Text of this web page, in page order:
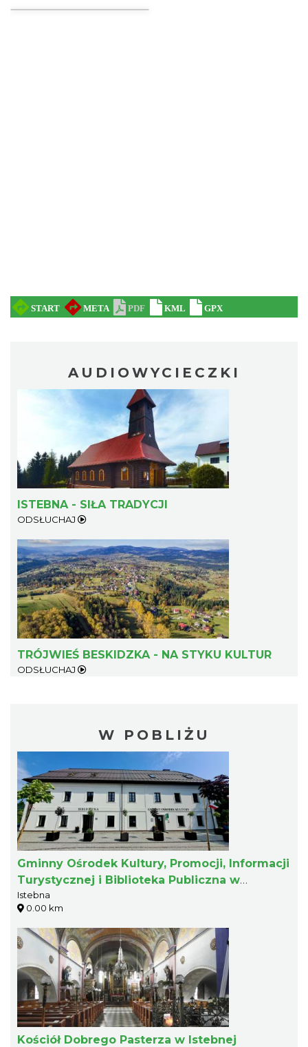
AUDIOWYCIECZKI
ISTEBNA - SIŁA TRADYCJI
ODSŁUCHAJ
TRÓJWIEŚ BESKIDZKA - NA STYKU KULTUR
ODSŁUCHAJ
W POBLIŻU
Gminny Ośrodek Kultury, Promocji, Informacji
Turystycznej i Biblioteka Publiczna w
Istebnej
Istebna
0.00 km
Kościół Dobrego Pasterza w Istebnej